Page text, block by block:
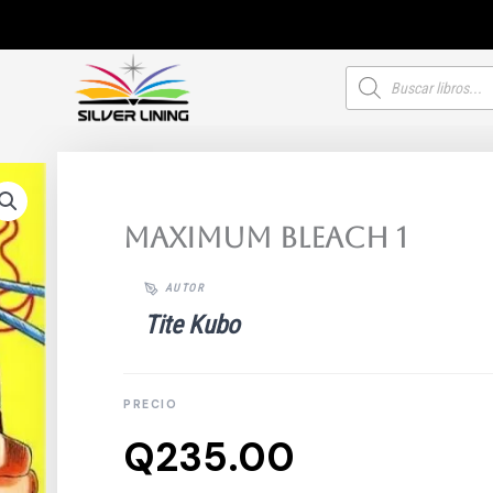
Búsqueda
de
productos
Maximum Bleach 1
Tite Kubo
Q235.00